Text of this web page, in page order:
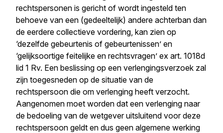
rechtspersonen is gericht of wordt ingesteld ten
behoeve van een (gedeeltelijk) andere achterban dan
de eerdere collectieve vordering, kan zien op
‘dezelfde gebeurtenis of gebeurtenissen’ en
‘gelijksoortige feitelijke en rechtsvragen’ ex art. 1018d
lid 1 Rv. Een beslissing op een verlengingsverzoek zal
zijn toegesneden op de situatie van de
rechtspersoon die om verlenging heeft verzocht.
Aangenomen moet worden dat een verlenging naar
de bedoeling van de wetgever uitsluitend voor deze
rechtspersoon geldt en dus geen algemene werking